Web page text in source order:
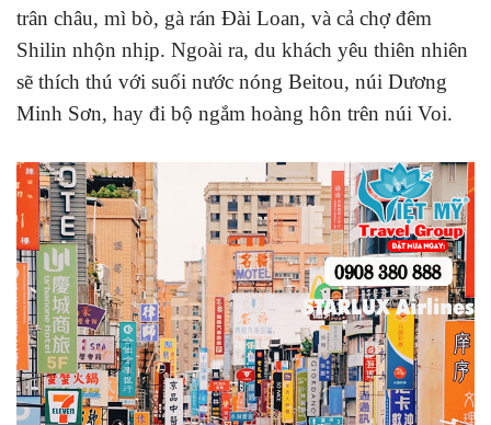
trân châu, mì bò, gà rán Đài Loan, và cả chợ đêm
Shilin nhộn nhịp. Ngoài ra, du khách yêu thiên nhiên
sẽ thích thú với suối nước nóng Beitou, núi Dương
Minh Sơn, hay đi bộ ngắm hoàng hôn trên núi Voi.